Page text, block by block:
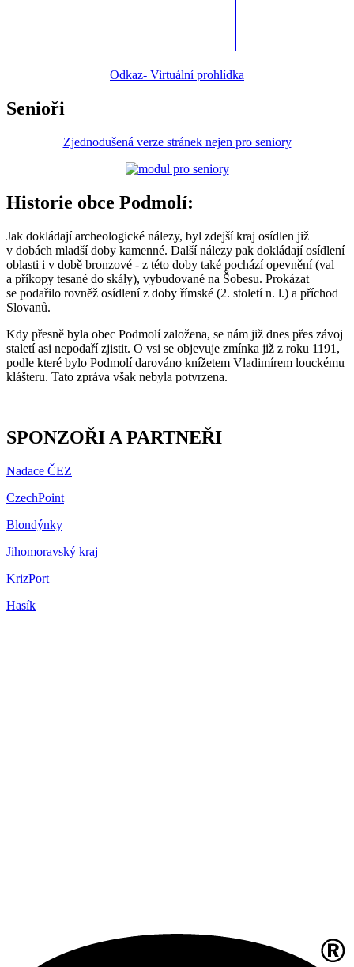
Odkaz- Virtuální prohlídka
Senioři
Zjednodušená verze stránek nejen pro seniory
Historie obce Podmolí:
Jak dokládají archeologické nálezy, byl zdejší kraj osídlen již
v dobách mladší doby kamenné. Další nálezy pak dokládají osídlení
oblasti i v době bronzové - z této doby také pochází opevnění (val
a příkopy tesané do skály), vybudované na Šobesu. Prokázat
se podařilo rovněž osídlení z doby římské (2. století n. l.) a příchod
Slovanů.
Kdy přesně byla obec Podmolí založena, se nám již dnes přes závoj
staletí asi nepodaří zjistit. O vsi se objevuje zmínka již z roku 1191,
podle které bylo Podmolí darováno knížetem Vladimírem louckému
klášteru. Tato zpráva však nebyla potvrzena.
SPONZOŘI A PARTNEŘI
Nadace ČEZ
CzechPoint
Blondýnky
Jihomoravský kraj
KrizPort
Hasík